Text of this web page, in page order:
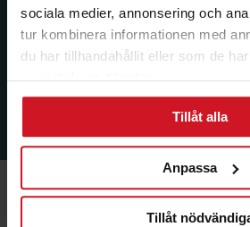
sociala medier, annonsering och
tur kombinera informationen med
du har tillhandahållit eller som de
använt deras tjänster.
Tillåt alla
Anpassa
Tillåt